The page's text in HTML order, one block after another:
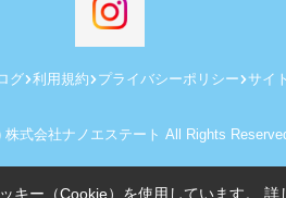
グ 利用規約 プライバシーポリシー サイ
株式会社ナノエステート All Rights
キー（Cookie）を使用しています。 詳